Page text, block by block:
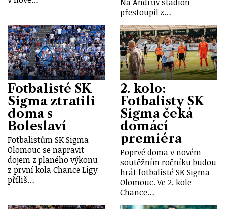
Na Andrův stadion
přestoupil z…
Fotbalisté SK
Sigma ztratili
doma s
Boleslaví
Fotbalistům SK Sigma
Olomouc se napravit
dojem z planého výkonu
z první kola Chance Ligy
příliš…
2. kolo:
Fotbalisty SK
Sigma čeká
domácí
premiéra
Poprvé doma v novém
soutěžním ročníku budou
hrát fotbalisté SK Sigma
Olomouc. Ve 2. kole
Chance…